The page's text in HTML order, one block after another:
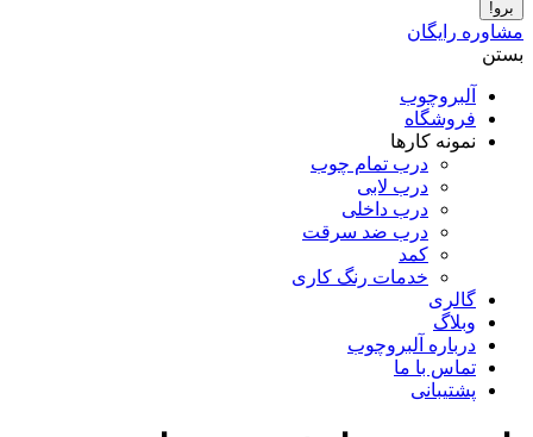
مشاوره رایگان
بستن
آلبروچوب
فروشگاه
نمونه کارها
درب تمام چوب
درب لابی
درب داخلی
درب ضد سرقت
کمد
خدمات رنگ کاری
گالری
وبلاگ
درباره آلبروچوب
تماس با ما
پشتیبانی